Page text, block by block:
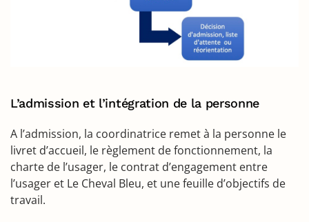
L’admission et l’intégration de la personne
A l’admission, la coordinatrice remet à la personne le
livret d’accueil, le règlement de fonctionnement, la
charte de l’usager, le contrat d’engagement entre
l’usager et Le Cheval Bleu, et une feuille d’objectifs de
travail.